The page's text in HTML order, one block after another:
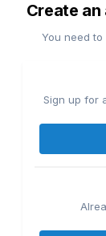
Create
You need
Sign up for